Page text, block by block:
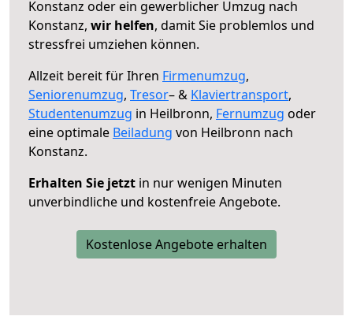
Konstanz oder ein gewerblicher Umzug nach
Konstanz, wir helfen, damit Sie problemlos und
stressfrei umziehen können.
Allzeit bereit für Ihren Firmenumzug,
Seniorenumzug, Tresor– & Klaviertransport,
Studentenumzug in Heilbronn, Fernumzug oder
eine optimale Beiladung von Heilbronn nach
Konstanz.
Erhalten Sie jetzt in nur wenigen Minuten
unverbindliche und kostenfreie Angebote.
Kostenlose Angebote erhalten